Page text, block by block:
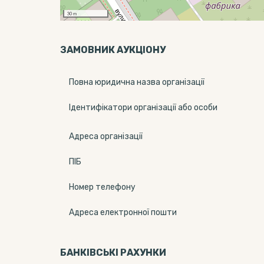
30 m
ЗАМОВНИК АУКЦІОНУ
Повна юридична назва організації
Ідентифікатори організації або особи
Адреса організації
ПІБ
Номер телефону
Адреса електронної пошти
БАНКІВСЬКІ РАХУНКИ